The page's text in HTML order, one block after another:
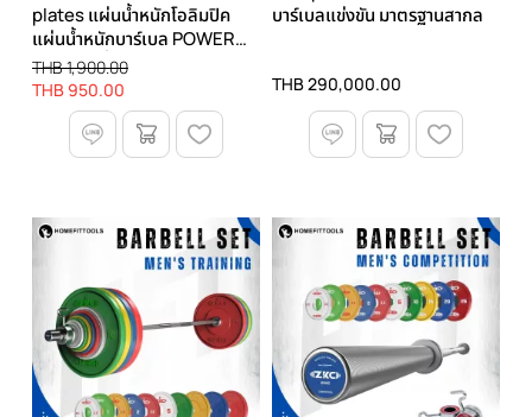
plates แผ่นน้ำหนักโอลิมปิค
แผ่นน้ำหนักบาร์เบล POWER
LIFTING น้ำหนัก 5 / 10 / 15 /
20 / 25 KG.
THB 950.00
THB 1,900.00
บาร์เบลแข่งขัน มาตรฐานสากล
THB 290,000.00